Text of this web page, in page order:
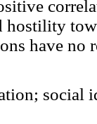
hostility
have no
social